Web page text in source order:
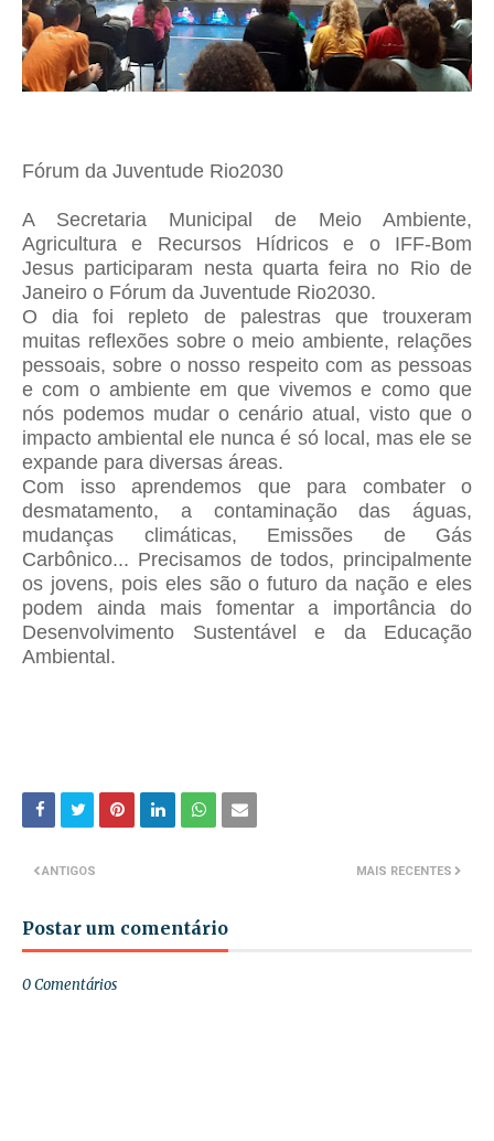
Fórum da Juventude Rio2030
A Secretaria Municipal de Meio Ambiente,
Agricultura e Recursos Hídricos e o IFF-Bom
Jesus participaram nesta quarta feira no Rio de
Janeiro o Fórum da Juventude Rio2030.
O dia foi repleto de palestras que trouxeram
muitas reflexões sobre o meio ambiente, relações
pessoais, sobre o nosso respeito com as pessoas
e com o ambiente em que vivemos e como que
nós podemos mudar o cenário atual, visto que o
impacto ambiental ele nunca é só local, mas ele se
expande para diversas áreas.
Com isso aprendemos que para combater o
desmatamento, a contaminação das águas,
mudanças climáticas, Emissões de Gás
Carbônico... Precisamos de todos, principalmente
os jovens, pois eles são o futuro da nação e eles
podem ainda mais fomentar a importância do
Desenvolvimento Sustentável e da Educação
Ambiental.
MAIS RECENTES
ANTIGOS
Postar um comentário
0 Comentários